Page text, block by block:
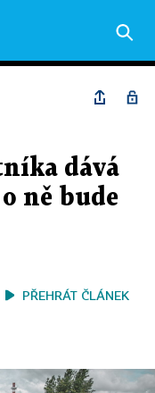
dává
ně bude
PŘEHRÁT ČLÁNEK